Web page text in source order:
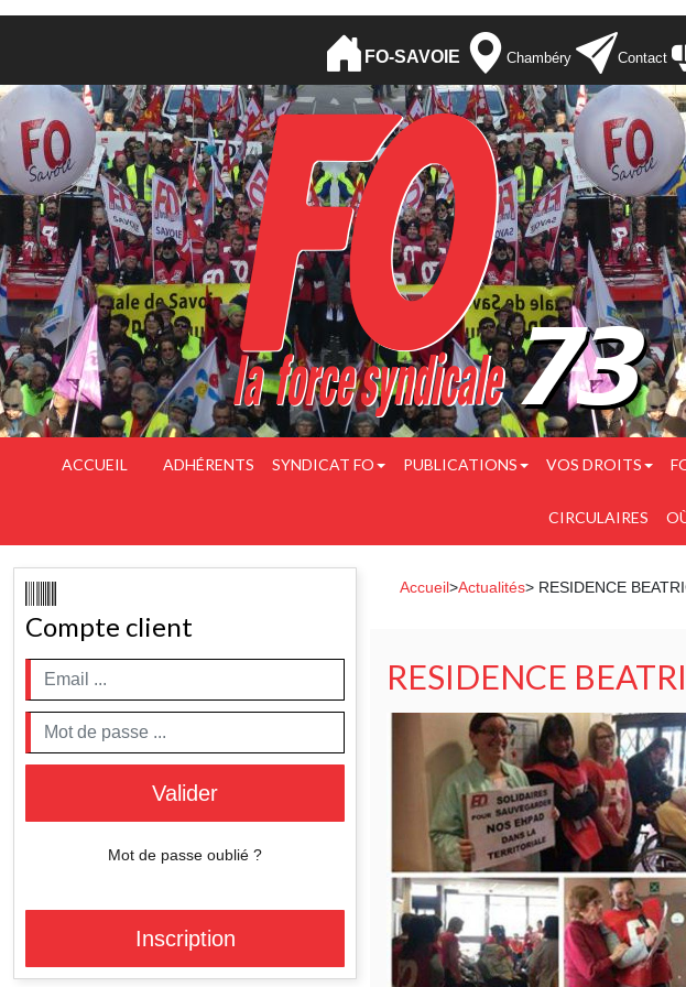
FO-SAVOIE Chambéry Contact
ACCUEIL ADHÉRENTS SYNDICAT FO PUBLICATIONS VOS DROITS
CIRCULAIRES
Accueil>Actualités> RESIDENCE
RESIDENCE
Compte client
Valider
Mot de passe oublié ?
Inscription